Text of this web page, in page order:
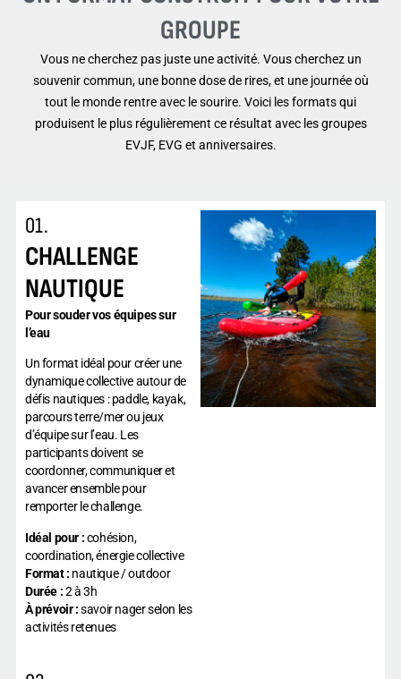
GROUPE
Vous ne cherchez pas juste une activité. Vous cherchez un
souvenir commun, une bonne dose de rires, et une journée où
tout le monde rentre avec le sourire. Voici les formats qui
produisent le plus régulièrement ce résultat avec les groupes
EVJF, EVG et anniversaires.
01.
CHALLENGE
NAUTIQUE
Pour souder vos équipes sur
l’eau
Un format idéal pour créer une
dynamique collective autour de
défis nautiques : paddle, kayak,
parcours terre/mer ou jeux
d’équipe sur l’eau. Les
participants doivent se
coordonner, communiquer et
avancer ensemble pour
remporter le challenge.
Idéal pour :cohésion,
coordination, énergie collective
Format : nautique / outdoor
Durée :2 à 3h
À prévoir :savoir nager selon les
activités retenues